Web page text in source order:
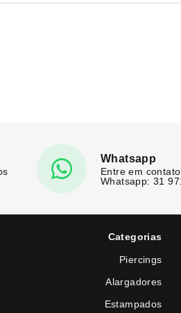
Whatsapp
Entre em
Whatsapp: 31
Categorias
Piercings
Alargadores
Estampados